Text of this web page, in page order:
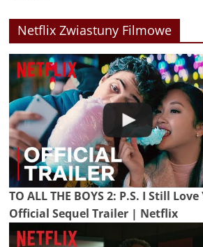
Netflix Zwiastuny Filmowe
TO ALL THE BOYS 2: P.S. I Still
Official Sequel Trailer | Netflix